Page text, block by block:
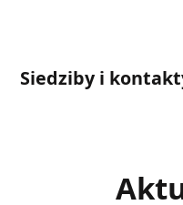
Siedziby i